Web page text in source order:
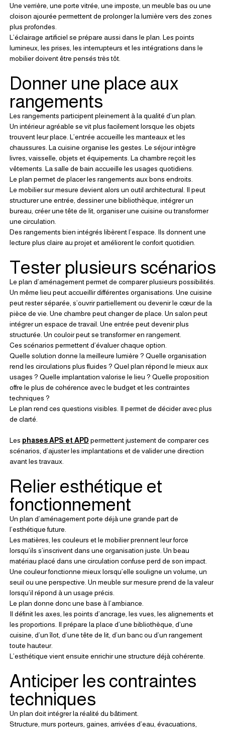
Une verrière, une porte vitrée, une imposte, un meuble bas ou une
cloison ajourée permettent de prolonger la lumière vers des zones
plus profondes.
L’éclairage artificiel se prépare aussi dans le plan. Les points
lumineux, les prises, les interrupteurs et les intégrations dans le
mobilier doivent être pensés très tôt.
Donner une place aux
rangements
Les rangements participent pleinement à la qualité d’un plan.
Un intérieur agréable se vit plus facilement lorsque les objets
trouvent leur place. L’entrée accueille les manteaux et les
chaussures. La cuisine organise les gestes. Le séjour intègre
livres, vaisselle, objets et équipements. La chambre reçoit les
vêtements. La salle de bain accueille les usages quotidiens.
Le plan permet de placer les rangements aux bons endroits.
Le mobilier sur mesure devient alors un outil architectural. Il peut
structurer une entrée, dessiner une bibliothèque, intégrer un
bureau, créer une tête de lit, organiser une cuisine ou transformer
une circulation.
Des rangements bien intégrés libèrent l’espace. Ils donnent une
lecture plus claire au projet et améliorent le confort quotidien.
Tester plusieurs scénarios
Le plan d’aménagement permet de comparer plusieurs possibilités.
Un même lieu peut accueillir différentes organisations. Une cuisine
peut rester séparée, s’ouvrir partiellement ou devenir le cœur de la
pièce de vie. Une chambre peut changer de place. Un salon peut
intégrer un espace de travail. Une entrée peut devenir plus
structurée. Un couloir peut se transformer en rangement.
Ces scénarios permettent d’évaluer chaque option.
Quelle solution donne la meilleure lumière ? Quelle organisation
rend les circulations plus fluides ? Quel plan répond le mieux aux
usages ? Quelle implantation valorise le lieu ? Quelle proposition
offre le plus de cohérence avec le budget et les contraintes
techniques ?
Le plan rend ces questions visibles. Il permet de décider avec plus
de clarté.
Les phases APS et APD permettent justement de comparer ces
scénarios, d’ajuster les implantations et de valider une direction
avant les travaux.
Relier esthétique et
fonctionnement
Un plan d’aménagement porte déjà une grande part de
l’esthétique future.
Les matières, les couleurs et le mobilier prennent leur force
lorsqu’ils s’inscrivent dans une organisation juste. Un beau
matériau placé dans une circulation confuse perd de son impact.
Une couleur fonctionne mieux lorsqu’elle souligne un volume, un
seuil ou une perspective. Un meuble sur mesure prend de la valeur
lorsqu’il répond à un usage précis.
Le plan donne donc une base à l’ambiance.
Il définit les axes, les points d’ancrage, les vues, les alignements et
les proportions. Il prépare la place d’une bibliothèque, d’une
cuisine, d’un îlot, d’une tête de lit, d’un banc ou d’un rangement
toute hauteur.
L’esthétique vient ensuite enrichir une structure déjà cohérente.
Anticiper les contraintes
techniques
Un plan doit intégrer la réalité du bâtiment.
Structure, murs porteurs, gaines, arrivées d’eau, évacuations,